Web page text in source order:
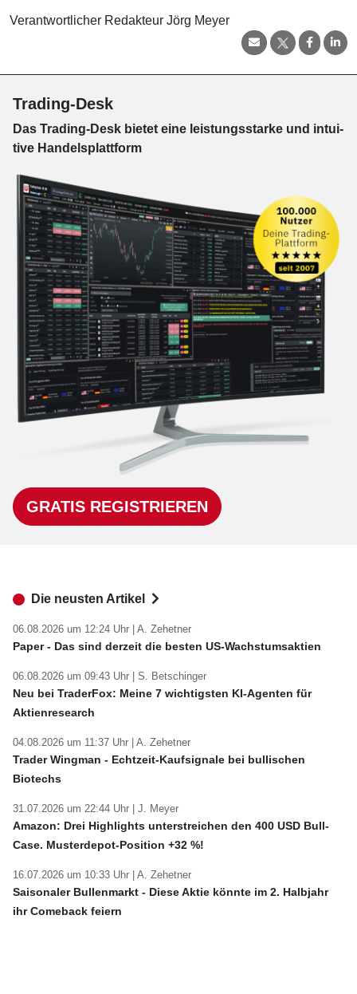
Verantwortlicher Redakteur Jörg Meyer
Trading-Desk
Das Trading-Desk bie­tet eine leis­tungs­star­ke und in­tui­
tive Han­dels­platt­form
GRATIS REGISTRIEREN
Die neusten Artikel
06.08.2026 um 12:24 Uhr | A. Zehetner
Paper - Das sind derzeit die besten US-Wachstumsaktien
06.08.2026 um 09:43 Uhr | S. Betschinger
Neu bei TraderFox: Meine 7 wichtigsten KI-Agenten für
Aktienresearch
04.08.2026 um 11:37 Uhr | A. Zehetner
Trader Wingman - Echtzeit-Kaufsignale bei bullischen
Biotechs
31.07.2026 um 22:44 Uhr | J. Meyer
Amazon: Drei Highlights unterstreichen den 400 USD Bull-
Case. Musterdepot-Position +32 %!
16.07.2026 um 10:33 Uhr | A. Zehetner
Saisonaler Bullenmarkt - Diese Aktie könnte im 2. Halbjahr
ihr Comeback feiern